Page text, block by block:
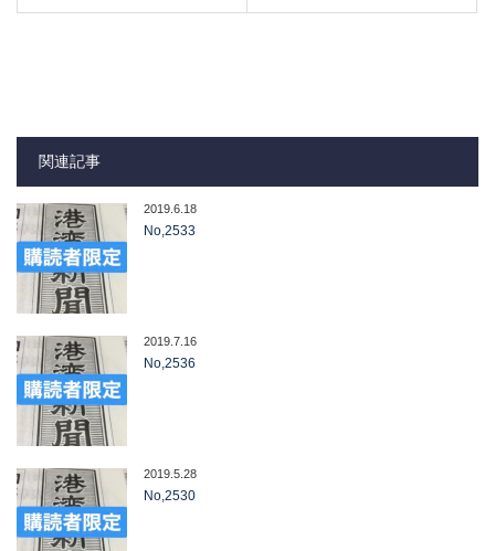
関連記事
2019.6.18
No,2533
2019.7.16
No,2536
2019.5.28
No,2530